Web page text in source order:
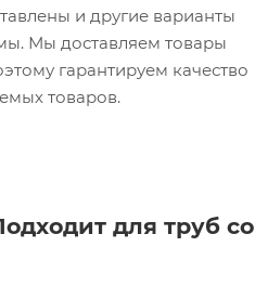
и другие варианты
Мы доставляем товары
гарантируем качество
товаров.
для труб со